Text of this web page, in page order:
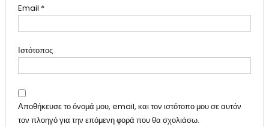
Email *
Ιστότοπος
Αποθήκευσε το όνομά μου, email, και τον ιστότοπο μου σε αυτόν
τον πλοηγό για την επόμενη φορά που θα σχολιάσω.